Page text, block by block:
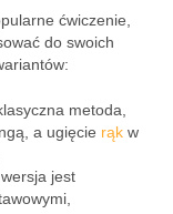
ćwiczenie,
do swoich
metoda,
a ugięcie rąk w
jest